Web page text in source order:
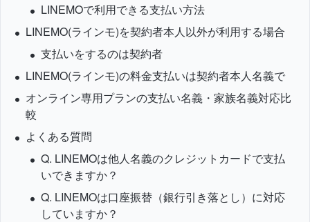
LINEMOで利用できる支払い方法
LINEMO(ラインモ)を契約者本人以外が利用する場合
支払いをするのは契約者
LINEMO(ラインモ)の料金支払いは契約者本人名義で
オンライン専用プランの支払い名義・家族名義対応比
較
よくある質問
Q. LINEMOは他人名義のクレジットカードで支払
いできますか？
Q. LINEMOは口座振替（銀行引き落とし）に対応
していますか？